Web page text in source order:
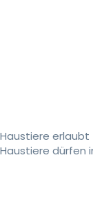
Haustiere erlaubt
Haustiere dürfen